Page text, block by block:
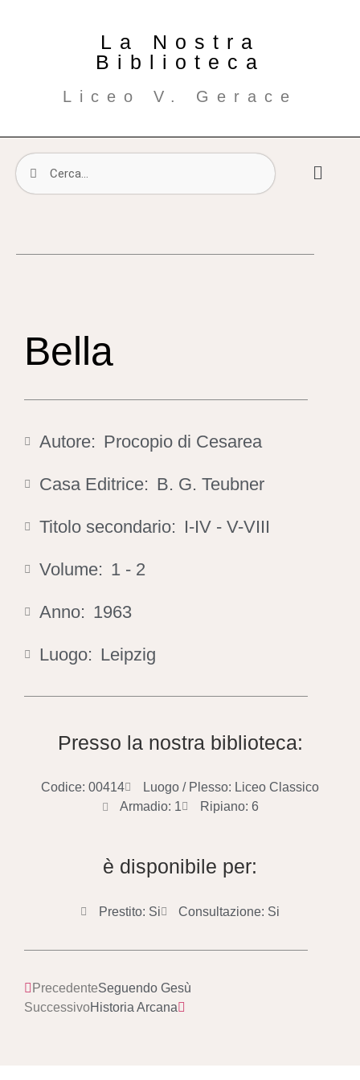
La Nostra
Biblioteca
Liceo V. Gerace
Bella
Autore: Procopio di Cesarea
Casa Editrice: B. G. Teubner
Titolo secondario: I-IV - V-VIII
Volume: 1 - 2
Anno: 1963
Luogo: Leipzig
Presso la nostra biblioteca:
Codice: 00414
Luogo / Plesso: Liceo Classico
Armadio: 1
Ripiano: 6
è disponibile per:
Prestito: Si Consultazione: Si
PrecedenteSeguendo Gesù
SuccessivoHistoria Arcana